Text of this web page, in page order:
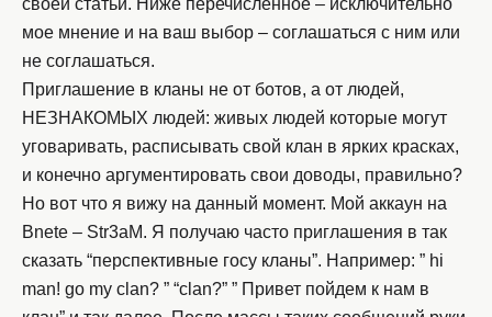
своей статьи. Ниже перечисленное – исключительно
мое мнение и на ваш выбор – соглашаться с ним или
не соглашаться.
Приглашение в кланы не от ботов, а от людей,
НЕЗНАКОМЫХ людей: живых людей которые могут
уговаривать, расписывать свой клан в ярких красках,
и конечно аргументировать свои доводы, правильно?
Но вот что я вижу на данный момент. Мой аккаун на
Bnete – Str3aM. Я получаю часто приглашения в так
сказать “перспективные госу кланы”. Например: ” hi
man! go my clan? ” “clan?” ” Привет пойдем к нам в